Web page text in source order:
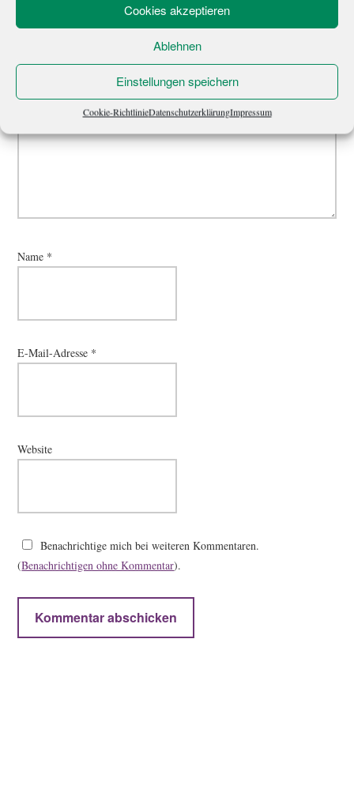
Cookies akzeptieren
Ablehnen
Einstellungen speichern
Cookie-RichtlinieDatenschutzerklärungImpressum
Name *
E-Mail-Adresse *
Website
Benachrichtige mich bei weiteren Kommentaren.
(Benachrichtigen ohne Kommentar).